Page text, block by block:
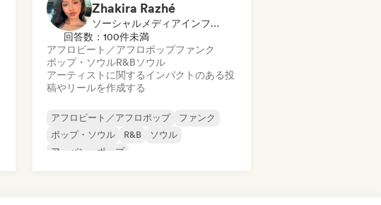
Zhakira Razhé
ソーシャルメディアインフルエンサー
回答数：100件未満
アフロビート／アフロポップファンク
ポップ・ソウルR&Bソウル
アーティストに関するインパクトのある投
稿やリールを作成する
アフロビート／アフロポップ
ファンク
ポップ・ソウル
R&B
ソウル
アーバン・ポップ